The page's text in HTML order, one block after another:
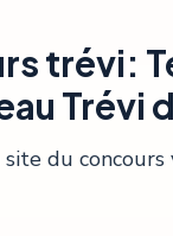
trévi:
Trévi
site du